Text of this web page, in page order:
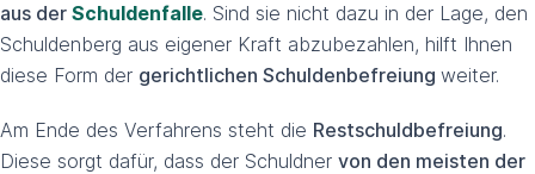
aus der Schuldenfalle. Sind sie nicht dazu in der Lage, den
Schuldenberg aus eigener Kraft abzubezahlen, hilft Ihnen
diese Form der gerichtlichen Schuldenbefreiung weiter.
Am Ende des Verfahrens steht die Restschuldbefreiung.
Diese sorgt dafür, dass der Schuldner von den meisten der